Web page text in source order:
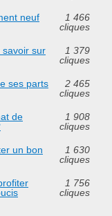
neuf
1 466
cliques
savoir sur
1 379
cliques
ses parts
2 465
cliques
de
1 908
cliques
un bon
1 630
cliques
1 756
cliques